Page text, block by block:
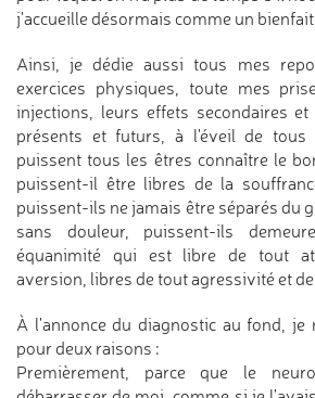
j'accueille désormais comme un
Ainsi, je dédie aussi tous mes
exercices physiques, toute mes
injections, leurs effets secondaires
présents et futurs, à l'éveil de tous
puissent tous les êtres connaître le
puissent-il être libres de la
puissent-ils ne jamais être séparés du
sans douleur, puissent-ils
équanimité qui est libre de tout
aversion, libres de tout agressivité et
À l'annonce du diagnostic au fond, je
pour deux raisons :
Premièrement, parce que le